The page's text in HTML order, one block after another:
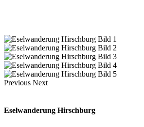
Previous Next
Eselwanderung Hirschburg